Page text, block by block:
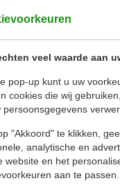
veel waarde aan
pop-up kunt u uw
cookies die wij
persoonsgegevens
"Akkoord" te klikken,
analytische en
website en het
aan te passen.
de hoogte!